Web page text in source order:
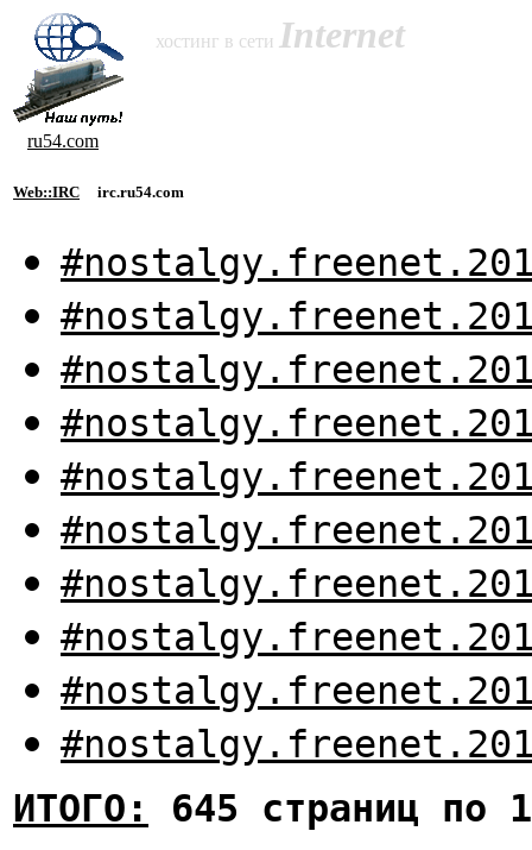
хостинг в сети Internet
ru54.com
Web::IRC irc.ru54.com
ИТОГО:
645 страниц по